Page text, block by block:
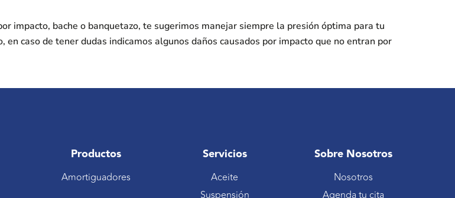
impacto, bache o banquetazo, te sugerimos manejar siempre la presión óptima para tu
caso de tener dudas indicamos algunos daños causados por impacto que no entran por
Productos
Amortiguadores
Servicios
Aceite
Suspensión
Sobre Nosotros
Nosotros
Agenda tu cita